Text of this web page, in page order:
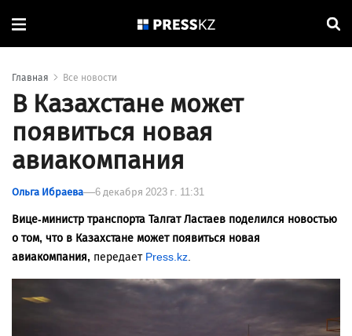
Главная Все новости
В Казахстане может
появиться новая
авиакомпания
Ольга Ибраева 6 декабря 2023 г. 11:31
Вице-министр транспорта Талгат Ластаев поделился новостью
о том, что в Казахстане может появиться новая
авиакомпания, передает Press.kz.